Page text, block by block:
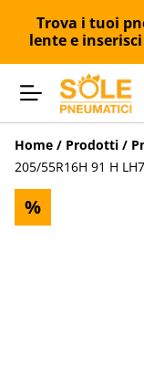
Trova i tuoi
lente e
Home / Prodotti /
205/55R16H 91 H
%